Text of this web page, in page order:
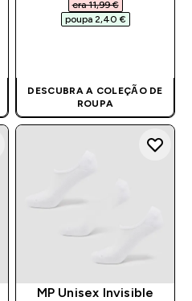
era 11,99 €‎
poupa 2,40 €‎
DESCUBRA A COLEÇÃO DE
ROUPA
MP Unisex Invisible